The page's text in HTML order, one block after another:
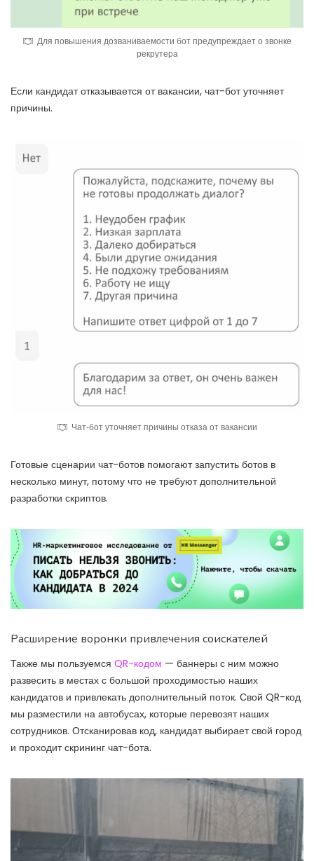
Для повышения дозваниваемости бот предупреждает о звонке
рекрутера
Если кандидат отказывается от вакансии, чат-бот уточняет
причины.
Чат-бот уточняет причины отказа от вакансии
Готовые сценарии чат-ботов помогают запустить ботов в
несколько минут, потому что не требуют дополнительной
разработки скриптов.
Расширение воронки привлечения соискателей
Также мы пользуемся QR-кодом — баннеры с ним можно
развесить в местах с большой проходимостью наших
кандидатов и привлекать дополнительный поток. Свой QR-код
мы разместили на автобусах, которые перевозят наших
сотрудников. Отсканировав код, кандидат выбирает свой город
и проходит скрининг чат-бота.